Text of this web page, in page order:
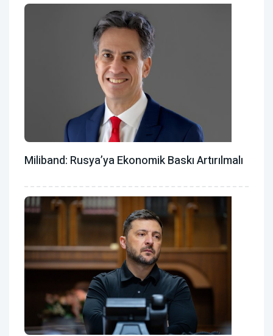
Miliband: Rusya’ya Ekonomik Baskı Artırılmalı